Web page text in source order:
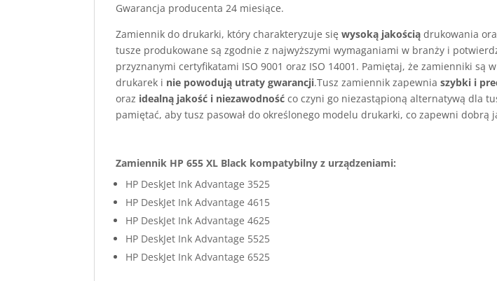
Gwarancja producenta 24 miesiące.
Zamiennik do drukarki, który charakteryzuje sięwysoką jakością drukowania
tusze produkowane są zgodnie z najwyższymi wymaganiami w branży i
przyznanymi certyfikatami ISO 9001 oraz ISO 14001. Pamiętaj, że zamienniki są w
drukarek i nie powodują utraty gwarancji.Tusz zamiennik zapewniaszybki i
oraz idealną jakość i niezawodność co czyni go niezastąpioną alternatywą dla
pamiętać, aby tusz pasował do określonego modelu drukarki, co zapewni dobrą
Zamiennik HP 655 XL Black kompatybilny z urządzeniami:
HP DeskJet Ink Advantage 3525
HP DeskJet Ink Advantage 4615
HP DeskJet Ink Advantage 4625
HP DeskJet Ink Advantage 5525
HP DeskJet Ink Advantage 6525